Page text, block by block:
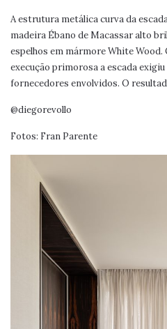
A estrutura metálica curva da
madeira Ébano de Macassar alto
espelhos em mármore White
execução primorosa a escada
fornecedores envolvidos. O
@diegorevollo
Fotos: Fran Parente